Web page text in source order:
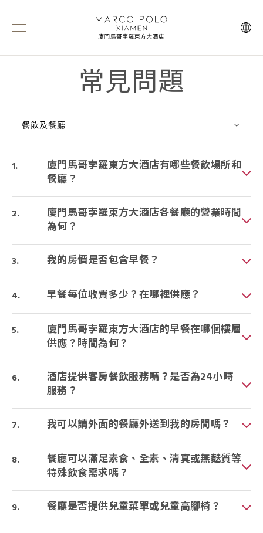
常見問題
餐飲及餐廳
廈門馬哥孛羅東方大酒店有哪些餐飲場所和
餐廳？
廈門馬哥孛羅東方大酒店各餐廳的營業時間
為何？
我的房價是否包含早餐？
早餐每位收費多少？在哪裡供應？
廈門馬哥孛羅東方大酒店的早餐在哪個樓層
供應？時間為何？
酒店提供客房餐飲服務嗎？是否為24小時
服務？
我可以請外面的餐廳外送到我的房間嗎？
餐廳可以滿足素食、全素、清真或無麩質等
特殊飲食需求嗎？
餐廳是否提供兒童菜單或兒童高腳椅？